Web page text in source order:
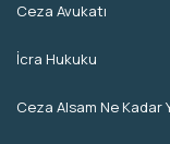
Ceza Avukatı
İcra Hukuku
Ceza Alsam Ne Kadar